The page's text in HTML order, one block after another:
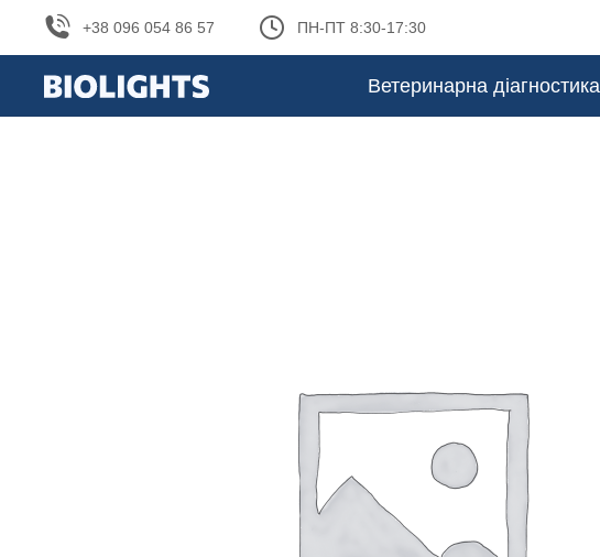
+38 096 054 86 57 ПН-ПТ 8:30-17:30
Ветеринарна діагностика